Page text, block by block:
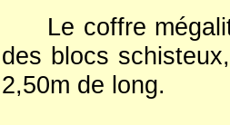
Le coffre
des blocs
2,50m de long.